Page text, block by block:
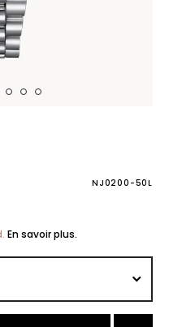
NJ0200-50L
En savoir plus.